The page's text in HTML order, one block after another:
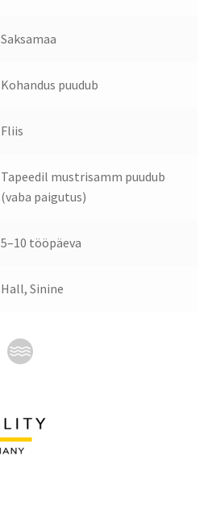
Saksamaa
Kohandus puudub
Fliis
Tapeedil mustrisamm puudub
(vaba paigutus)
5–10 tööpäeva
Hall, Sinine